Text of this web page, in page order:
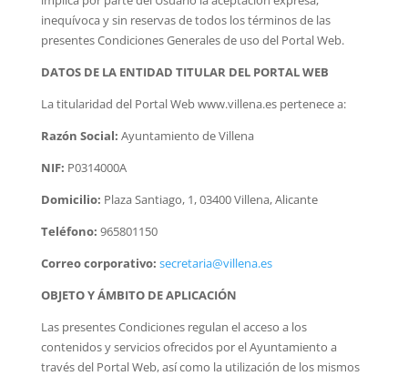
inequívoca y sin reservas de todos los términos de las
presentes Condiciones Generales de uso del Portal Web.
DATOS DE LA ENTIDAD TITULAR DEL PORTAL WEB
La titularidad del Portal Web www.villena.es pertenece a:
Razón Social: Ayuntamiento de Villena
NIF: P0314000A
Domicilio: Plaza Santiago, 1, 03400 Villena, Alicante
Teléfono: 965801150
Correo corporativo: secretaria@villena.es
OBJETO Y ÁMBITO DE APLICACIÓN
Las presentes Condiciones regulan el acceso a los
contenidos y servicios ofrecidos por el Ayuntamiento a
través del Portal Web, así como la utilización de los mismos